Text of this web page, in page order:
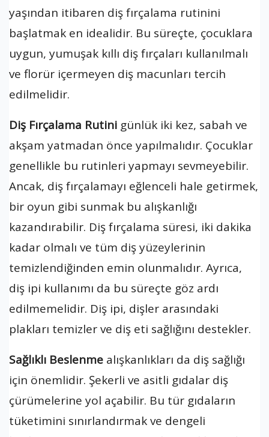
yaşından itibaren diş fırçalama rutinini
başlatmak en idealidir. Bu süreçte, çocuklara
uygun, yumuşak kıllı diş fırçaları kullanılmalı
ve florür içermeyen diş macunları tercih
edilmelidir.
Diş Fırçalama Rutini günlük iki kez, sabah ve
akşam yatmadan önce yapılmalıdır. Çocuklar
genellikle bu rutinleri yapmayı sevmeyebilir.
Ancak, diş fırçalamayı eğlenceli hale getirmek,
bir oyun gibi sunmak bu alışkanlığı
kazandırabilir. Diş fırçalama süresi, iki dakika
kadar olmalı ve tüm diş yüzeylerinin
temizlendiğinden emin olunmalıdır. Ayrıca,
diş ipi kullanımı da bu süreçte göz ardı
edilmemelidir. Diş ipi, dişler arasındaki
plakları temizler ve diş eti sağlığını destekler.
Sağlıklı Beslenme alışkanlıkları da diş sağlığı
için önemlidir. Şekerli ve asitli gıdalar diş
çürümelerine yol açabilir. Bu tür gıdaların
tüketimini sınırlandırmak ve dengeli